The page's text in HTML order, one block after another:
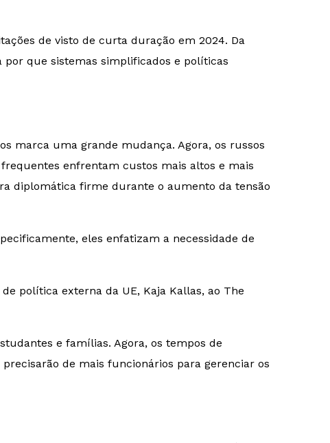
de visto de curta duração em 2024. Da
por que sistemas simplificados e políticas
marca uma grande mudança. Agora, os russos
enfrentam custos mais altos e mais
diplomática firme durante o aumento da tensão
eles enfatizam a necessidade de
política externa da UE, Kaja Kallas, ao The
e famílias. Agora, os tempos de
de mais funcionários para gerenciar os